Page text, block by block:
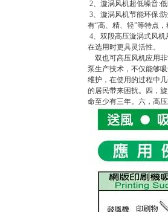
2、漩涡风机超低噪音:
3、漩涡风机节能环保:
有“高、精、轻”等特点
4、 双段高压漩涡式风机
在选用时更具灵活性。
双也可高压风机应用非
泵生产技术，不仅能够
维护，在使用的过程中
的居民带来困扰。四，
命至少有三年。六，高